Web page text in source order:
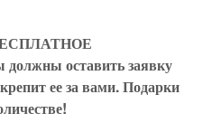
БЕСПЛАТНОЕ
должны оставить заявку
ее за вами. Подарки